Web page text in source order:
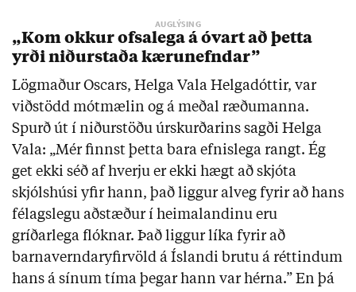
„Kom okkur ofsalega á óvart að þetta
yrði niðurstaða kærunefndar”
Lögmaður Oscars, Helga Vala Helgadóttir, var
viðstödd mótmælin og á meðal ræðumanna.
Spurð út í niðurstöðu úrskurðarins sagði Helga
Vala: „Mér finnst þetta bara efnislega rangt. Ég
get ekki séð af hverju er ekki hægt að skjóta
skjólshúsi yfir hann, það liggur alveg fyrir að hans
félagslegu aðstæður í heimalandinu eru
gríðarlega flóknar. Það liggur líka fyrir að
barnaverndaryfirvöld á Íslandi brutu á réttindum
hans á sínum tíma þegar hann var hérna.” En þá